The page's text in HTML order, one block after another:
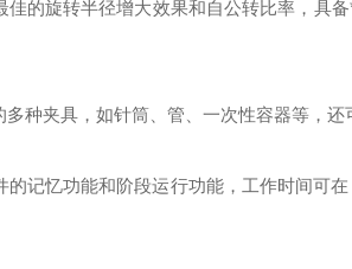
佳的旋转半径增大效果和自公转比率，具
种夹具，如针筒、管、一次性容器等，还
的记忆功能和阶段运行功能，工作时间可